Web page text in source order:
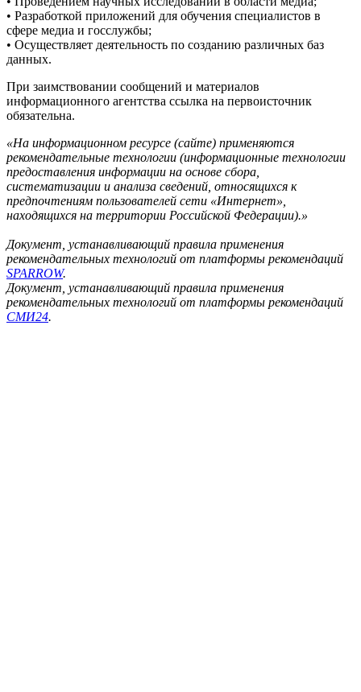
• Разработкой приложений для обучения специалистов в
сфере медиа и госслужбы;
• Осуществляет деятельность по созданию различных баз
данных.
При заимствовании сообщений и материалов
информационного агентства ссылка на первоисточник
обязательна.
«На информационном ресурсе (сайте) применяются
рекомендательные технологии (информационные технологии
предоставления информации на основе сбора,
систематизации и анализа сведений, относящихся к
предпочтениям пользователей сети «Интернет»,
находящихся на территории Российской Федерации).»
Документ, устанавливающий правила применения
рекомендательных технологий от платформы рекомендаций
SPARROW.
Документ, устанавливающий правила применения
рекомендательных технологий от платформы рекомендаций
СМИ24.